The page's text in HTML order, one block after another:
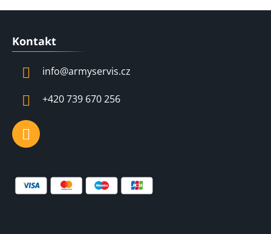
u
Z
Kontakt
info@armyservis.cz
+420 739 670 256